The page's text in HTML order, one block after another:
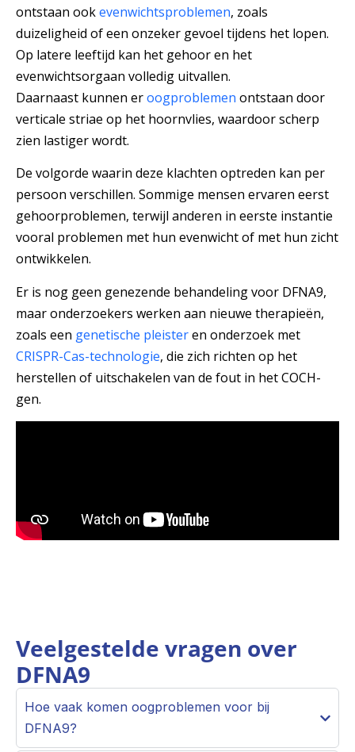
ontstaan ookevenwichtsproblemen, zoals
duizeligheid of een onzeker gevoel tijdens het lopen.
Op latere leeftijd kan het gehoor en het
evenwichtsorgaan volledig uitvallen.
Daarnaast kunnen eroogproblemen ontstaan door
verticale striae op het hoornvlies, waardoor scherp
zien lastiger wordt.
De volgorde waarin deze klachten optreden kan per
persoon verschillen. Sommige mensen ervaren eerst
gehoorproblemen, terwijl anderen in eerste instantie
vooral problemen met hun evenwicht of met hun zicht
ontwikkelen.
Er is nog geen genezende behandeling voor DFNA9,
maar onderzoekers werken aan nieuwe therapieën,
zoals een genetische pleisteren onderzoek met
CRISPR-Cas-technologie, die zich richten op het
herstellen of uitschakelen van de fout in het COCH-
gen.
Veelgestelde vragen over
DFNA9
Hoe vaak komen oogproblemen voor bij
DFNA9?